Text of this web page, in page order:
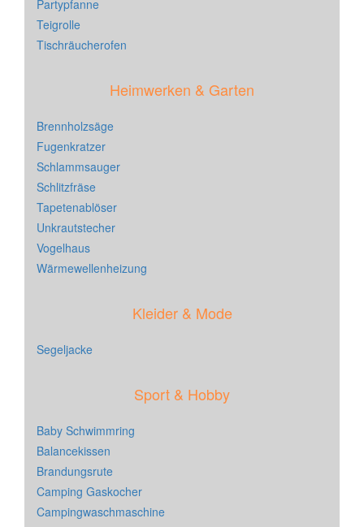
Partypfanne
Teigrolle
Tischräucherofen
Heimwerken & Garten
Brennholzsäge
Fugenkratzer
Schlammsauger
Schlitzfräse
Tapetenablöser
Unkrautstecher
Vogelhaus
Wärmewellenheizung
Kleider & Mode
Segeljacke
Sport & Hobby
Baby Schwimmring
Balancekissen
Brandungsrute
Camping Gaskocher
Campingwaschmaschine